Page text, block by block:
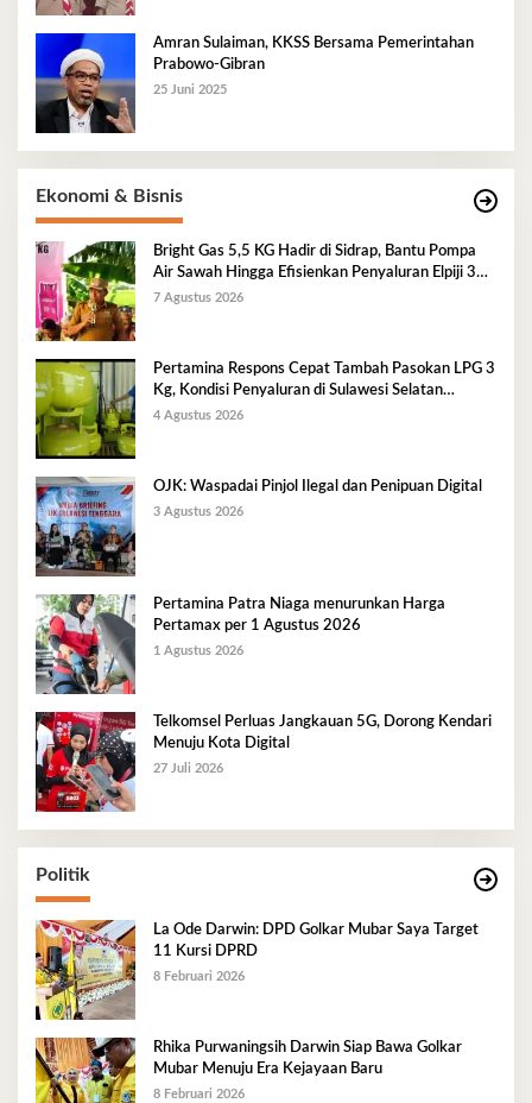
Amran Sulaiman, KKSS Bersama Pemerintahan
Prabowo-Gibran
25 Juni 2025
Ekonomi & Bisnis
Bright Gas 5,5 KG Hadir di Sidrap, Bantu Pompa
Air Sawah Hingga Efisienkan Penyaluran Elpiji 3
Kg
7 Agustus 2026
Pertamina Respons Cepat Tambah Pasokan LPG 3
Kg, Kondisi Penyaluran di Sulawesi Selatan
Berlangsung Kondusif
4 Agustus 2026
OJK: Waspadai Pinjol Ilegal dan Penipuan Digital
3 Agustus 2026
Pertamina Patra Niaga menurunkan Harga
Pertamax per 1 Agustus 2026
1 Agustus 2026
Telkomsel Perluas Jangkauan 5G, Dorong Kendari
Menuju Kota Digital
27 Juli 2026
Politik
La Ode Darwin: DPD Golkar Mubar Saya Target
11 Kursi DPRD
8 Februari 2026
Rhika Purwaningsih Darwin Siap Bawa Golkar
Mubar Menuju Era Kejayaan Baru
8 Februari 2026